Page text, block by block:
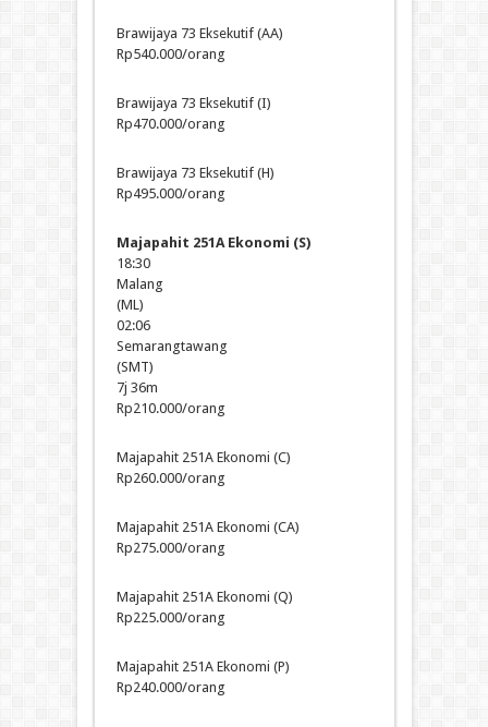
Brawijaya 73 Eksekutif (AA)
Rp540.000/orang
Brawijaya 73 Eksekutif (I)
Rp470.000/orang
Brawijaya 73 Eksekutif (H)
Rp495.000/orang
Majapahit 251A Ekonomi (S)
18:30
Malang
(ML)
02:06
Semarangtawang
(SMT)
7j 36m
Rp210.000/orang
Majapahit 251A Ekonomi (C)
Rp260.000/orang
Majapahit 251A Ekonomi (CA)
Rp275.000/orang
Majapahit 251A Ekonomi (Q)
Rp225.000/orang
Majapahit 251A Ekonomi (P)
Rp240.000/orang